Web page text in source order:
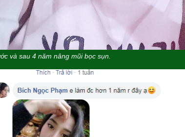
và sau 4 năm nâng mũi bọc sụn.